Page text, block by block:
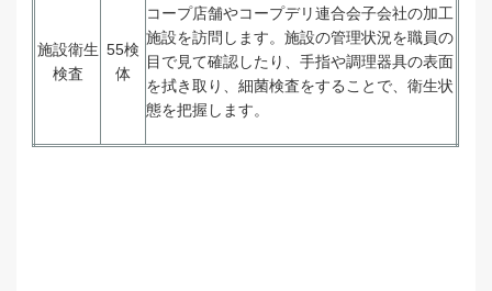
施設衛生
検査
55検
体
コープ店舗やコープデリ連合会子会社の加工
施設を訪問します。施設の管理状況を職員の
目で見て確認したり、手指や調理器具の表面
を拭き取り、細菌検査をすることで、衛生状
態を把握します。